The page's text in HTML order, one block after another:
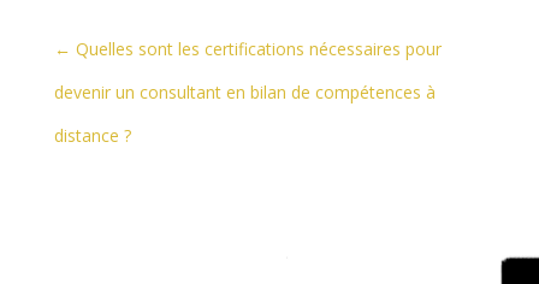
← Quelles sont les certifications nécessaires pour
devenir un consultant en bilan de compétences à
distance ?